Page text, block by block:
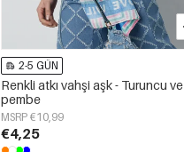
2-5 GÜN
Renkli atkı vahşi aşk - Turuncu ve
pembe
MSRP €10,99
€4,25